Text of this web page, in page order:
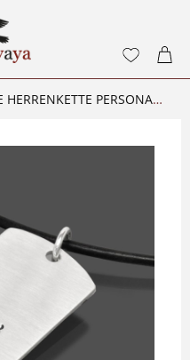
PARTNERKETTE HERRENKETTE PERSONALISIERT COUPLE 925 SILBER MÄNNERSCHMUCK